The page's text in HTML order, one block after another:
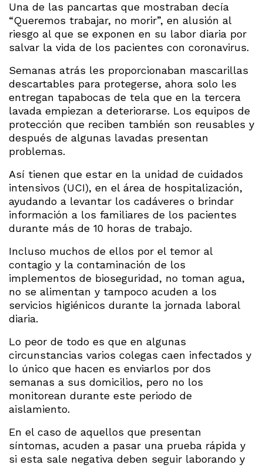
Una de las pancartas que mostraban decía
“Queremos trabajar, no morir”, en alusión al
riesgo al que se exponen en su labor diaria por
salvar la vida de los pacientes con coronavirus.
Semanas atrás les proporcionaban mascarillas
descartables para protegerse, ahora solo les
entregan tapabocas de tela que en la tercera
lavada empiezan a deteriorarse. Los equipos de
protección que reciben también son reusables y
después de algunas lavadas presentan
problemas.
Así tienen que estar en la unidad de cuidados
intensivos (UCI), en el área de hospitalización,
ayudando a levantar los cadáveres o brindar
información a los familiares de los pacientes
durante más de 10 horas de trabajo.
Incluso muchos de ellos por el temor al
contagio y la contaminación de los
implementos de bioseguridad, no toman agua,
no se alimentan y tampoco acuden a los
servicios higiénicos durante la jornada laboral
diaria.
Lo peor de todo es que en algunas
circunstancias varios colegas caen infectados y
lo único que hacen es enviarlos por dos
semanas a sus domicilios, pero no los
monitorean durante este periodo de
aislamiento.
En el caso de aquellos que presentan
síntomas, acuden a pasar una prueba rápida y
si esta sale negativa deben seguir laborando y